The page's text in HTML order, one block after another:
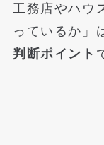
工務店やハウ
っているか」
判断ポイント